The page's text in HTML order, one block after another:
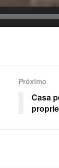
Próximo
Casa